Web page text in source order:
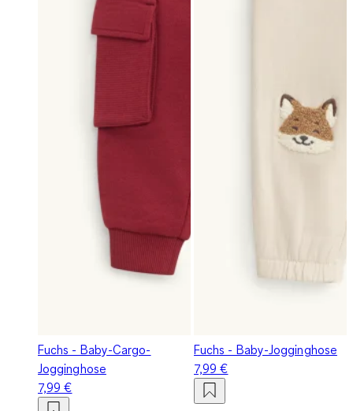
Fuchs - Baby-Cargo-
Jogginghose
7,99 €
Fuchs - Baby-Jogginghose
7,99 €